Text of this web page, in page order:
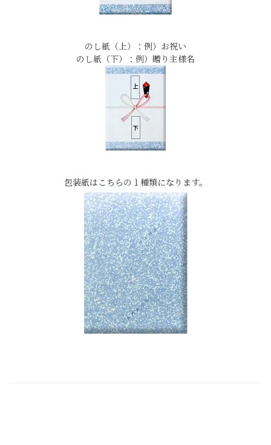
のし紙（上）：例）お祝い
のし紙（下）：例）贈り主様名
包装紙はこちらの１種類になります。